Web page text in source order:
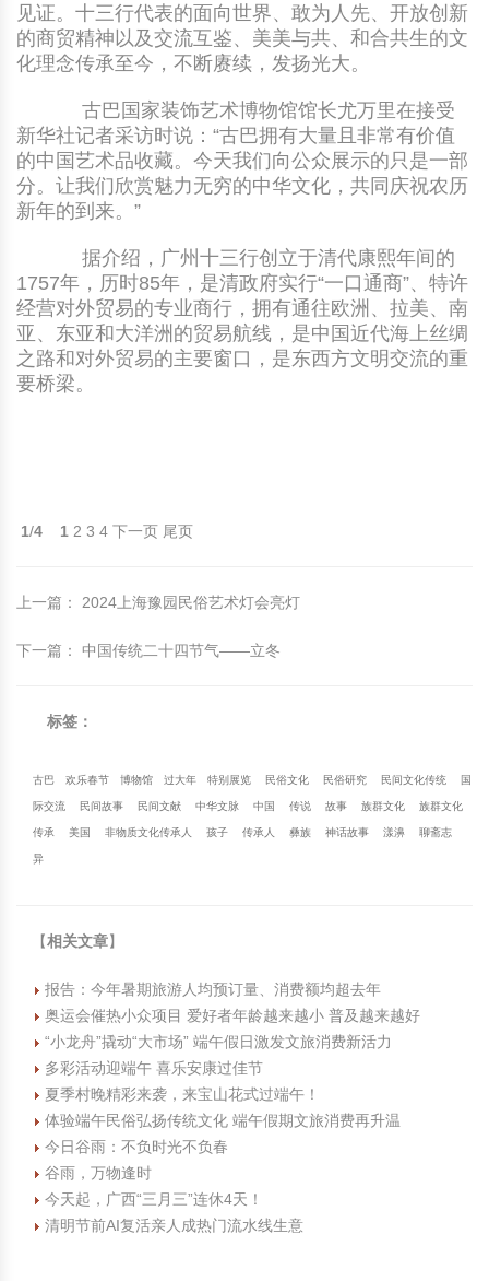
见证。十三行代表的面向世界、敢为人先、开放创新
的商贸精神以及交流互鉴、美美与共、和合共生的文
化理念传承至今，不断赓续，发扬光大。
古巴国家装饰艺术博物馆馆长尤万里在接受
新华社记者采访时说：“古巴拥有大量且非常有价值
的中国艺术品收藏。今天我们向公众展示的只是一部
分。让我们欣赏魅力无穷的中华文化，共同庆祝农历
新年的到来。”
据介绍，广州十三行创立于清代康熙年间的
1757年，历时85年，是清政府实行“一口通商”、特许
经营对外贸易的专业商行，拥有通往欧洲、拉美、南
亚、东亚和大洋洲的贸易航线，是中国近代海上丝绸
之路和对外贸易的主要窗口，是东西方文明交流的重
要桥梁。
1/4 1 2 3 4 下一页 尾页
上一篇 ： 2024上海豫园民俗艺术灯会亮灯
下一篇 ： 中国传统二十四节气——立冬
标签：
古巴 欢乐春节 博物馆 过大年 特别展览 民俗文化 民俗研究 民间文化传统 国
际交流 民间故事 民间文献 中华文脉 中国 传说 故事 族群文化 族群文化
传承 美国 非物质文化传承人 孩子 传承人 彝族 神话故事 漾濞 聊斋志
异
【相关文章】
报告：今年暑期旅游人均预订量、消费额均超去年
奥运会催热小众项目 爱好者年龄越来越小 普及越来越好
“小龙舟”撬动“大市场” 端午假日激发文旅消费新活力
多彩活动迎端午 喜乐安康过佳节
夏季村晚精彩来袭，来宝山花式过端午！
体验端午民俗弘扬传统文化 端午假期文旅消费再升温
今日谷雨：不负时光不负春
谷雨，万物逢时
今天起，广西“三月三”连休4天！
清明节前AI复活亲人成热门流水线生意